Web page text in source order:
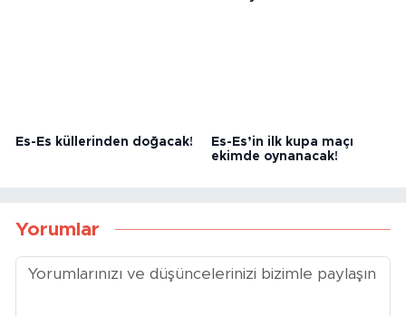
Es-Es küllerinden doğacak!
Es-Es’in ilk kupa maçı
ekimde oynanacak!
Yorumlar